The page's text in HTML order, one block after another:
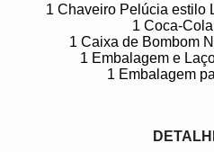
1 Chaveiro Pelúcia estilo
1 Coca-Cola
1 Caixa de Bombom
1 Embalagem e
1 Embalagem